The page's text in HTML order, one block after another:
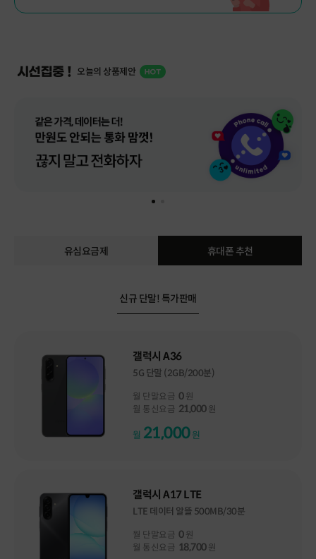
100분 미만
결과확인
오늘의 상품제안
유심요금제 휴대폰 추천
신규 단말! 특가판매
갤럭시 A36
5G 단말 (2GB/200분)
월 단말요금 0원
월 통신요금 21,000원
월 21,000 원
갤럭시 A17 LTE
LTE 데이터 알뜰 500MB/30분
월 단말요금 0원
월 통신요금 18,700원